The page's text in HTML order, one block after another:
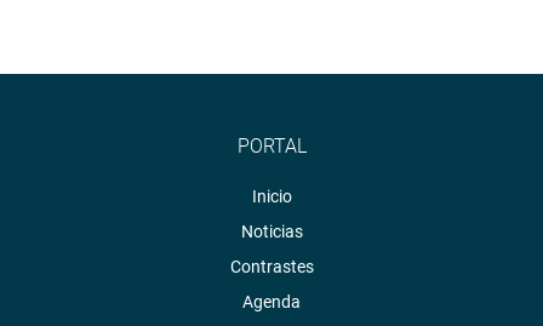
PORTAL
Inicio
Noticias
Contrastes
Agenda